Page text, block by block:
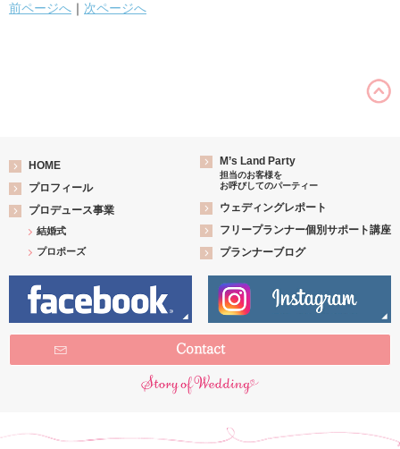
前ページへ ｜ 次ページへ
HOME
プロフィール
プロデュース事業
結婚式
プロポーズ
M’s Land Party
担当のお客様を
お呼びしてのパーティー
ウェディングレポート
フリープランナー個別サポート講座
プランナーブログ
Contact